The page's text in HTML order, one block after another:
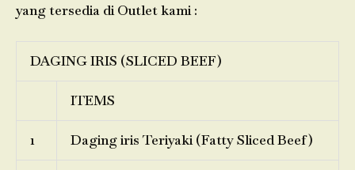
yang tersedia di Outlet kami :
DAGING IRIS (SLICED BEEF)
ITEMS
1 Daging iris Teriyaki (Fatty Sliced Beef)